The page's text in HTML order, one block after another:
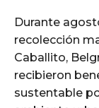
Durante
recolección
Caballito,
recibieron
sustentable